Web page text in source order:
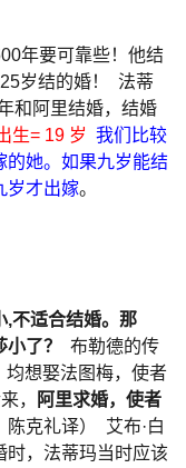
年要可靠些！他结
25岁结的婚！
法蒂
和阿里结婚，结婚
生= 19 岁 我们比较
的她。如果九岁能结
岁才出嫁。
,不适合结婚。那
了？
布勒德的传
均想娶法图梅，使者
，
阿里求婚，使者
克礼译） 艾布·白
时，法蒂玛当时应该